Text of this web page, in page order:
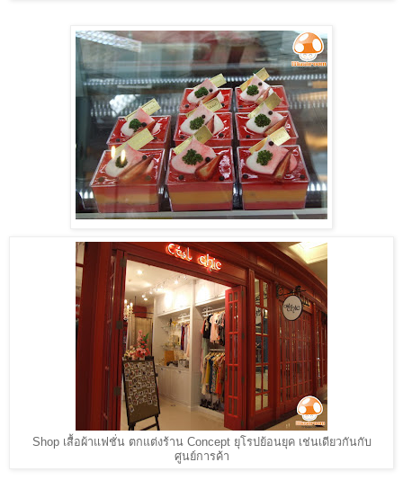
Shop เสื้อผ้าแฟชั่น ตกแต่งร้าน Concept ยุโรปย้อนยุค เช่นเดียวกันกับ
ศูนย์การค้า